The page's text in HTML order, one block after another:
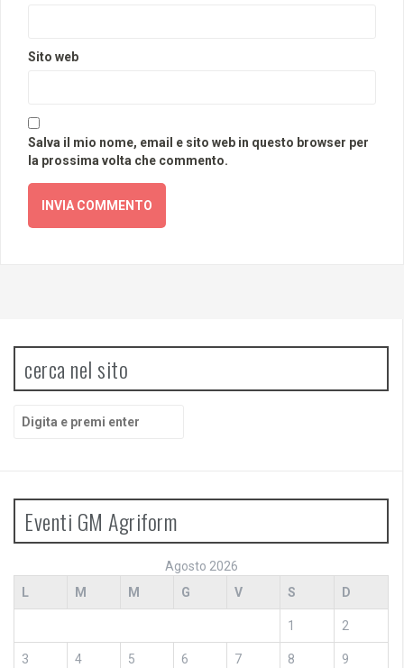
Sito web
Salva il mio nome, email e sito web in questo browser per
la prossima volta che commento.
cerca nel sito
Eventi GM Agriform
Agosto 2026
L
M M G V S D
1 2
3 4 5 6 7 8 9